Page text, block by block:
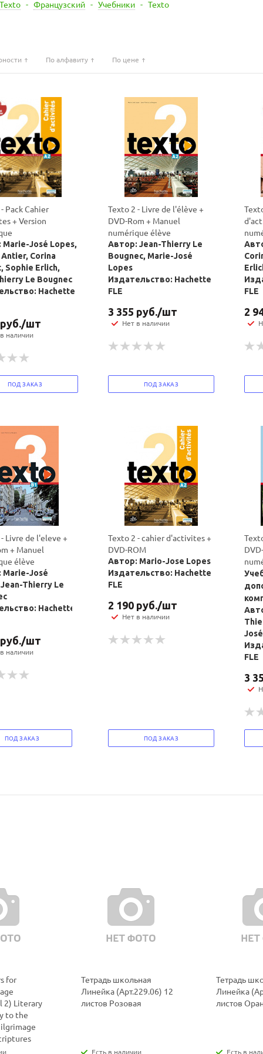
Texto - Французский - Учебники - Texto
По алфавиту По цене
Pack Cahier
José Lopes,
Corina
Sophie Erlich,
Le Bougnec
Hachette
/шт
наличии
ПОД ЗАКАЗ
Texto 2 - Livre de l'élève +
DVD-Rom + Manuel
numérique élève
Автор: Jean-Thierry Le
Bougnec, Marie-José
Lopes
Издательство: Hachette
FLE
3 355 руб./шт
Нет в наличии
ПОД ЗАКАЗ
FLE
2
Livre de l'eleve +
élève
Marie-José
Thierry Le
Hachette
/шт
наличии
ПОД ЗАКАЗ
Texto 2 - cahier d'activites +
DVD-ROM
Автор: Mario-Jose Lopes
Издательство: Hachette
FLE
2 190 руб./шт
Нет в наличии
ПОД ЗАКАЗ
José
FLE
3
for
2) Literary
to the
Тетрадь школьная
Линейка (Арт.229.06) 12
листов Розовая
Есть в наличии
Тетрадь
Линейка
листов
Есть в
Ваш E-mail:
Ваш E-mail: